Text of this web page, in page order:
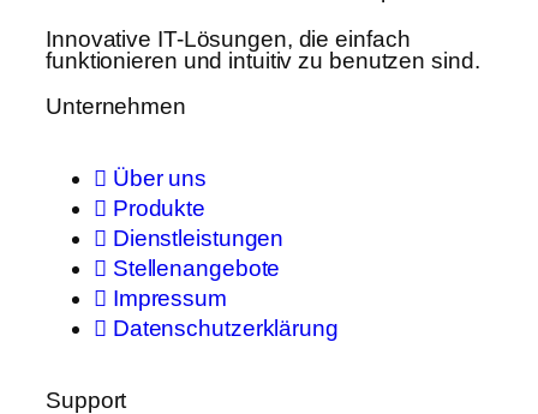
Innovative IT-Lösungen, die einfach
funktionieren und intuitiv zu benutzen sind.
Unternehmen
Über uns
Produkte
Dienstleistungen
Stellenangebote
Impressum
Datenschutzerklärung
Support